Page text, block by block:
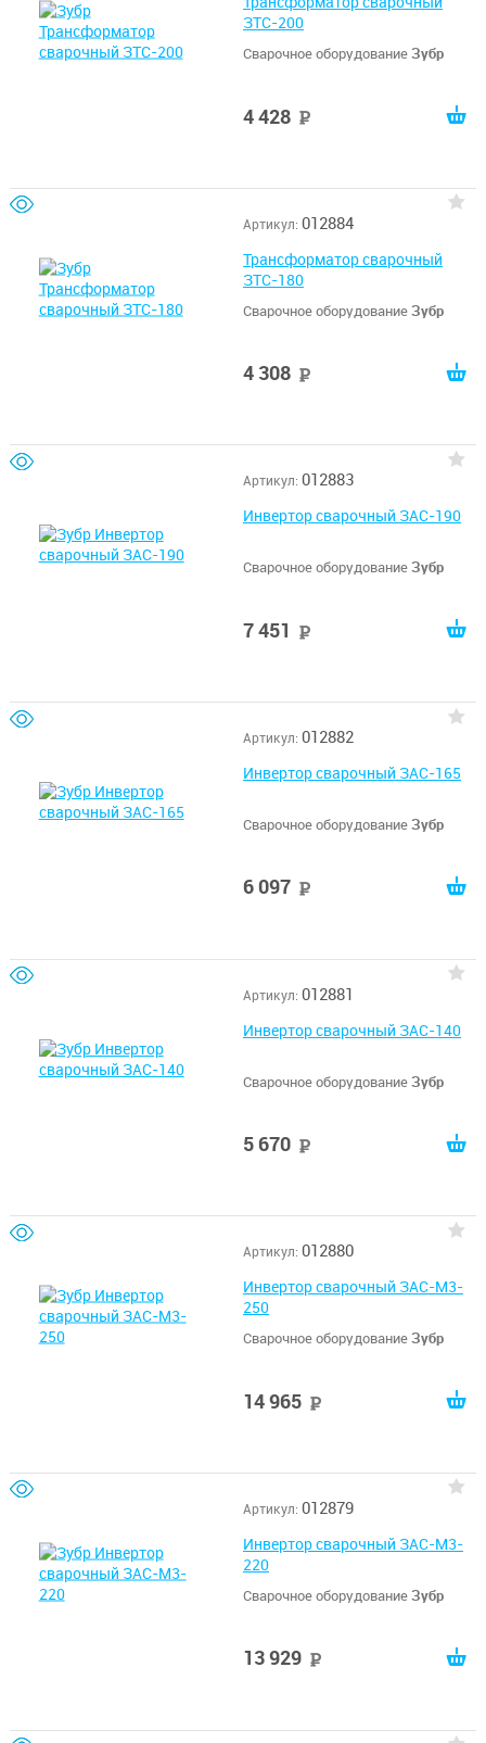
ЗТС-200
Сварочное оборудованиеЗубр
4 428
Артикул: 012884
Трансформатор сварочный
ЗТС-180
Сварочное оборудованиеЗубр
4 308
Артикул: 012883
Инвертор сварочный ЗАС-190
Сварочное оборудованиеЗубр
7 451
Артикул: 012882
Инвертор сварочный ЗАС-165
Сварочное оборудованиеЗубр
6 097
Артикул: 012881
Инвертор сварочный ЗАС-140
Сварочное оборудованиеЗубр
5 670
Артикул: 012880
Инвертор сварочный ЗАС-М3-
250
Сварочное оборудованиеЗубр
14 965
Артикул: 012879
Инвертор сварочный ЗАС-М3-
220
Сварочное оборудованиеЗубр
13 929